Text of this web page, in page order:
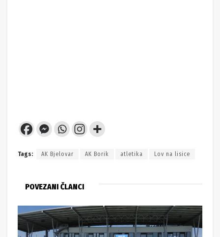
Tags: AK Bjelovar AK Borik atletika Lov na lisice
POVEZANI ČLANCI